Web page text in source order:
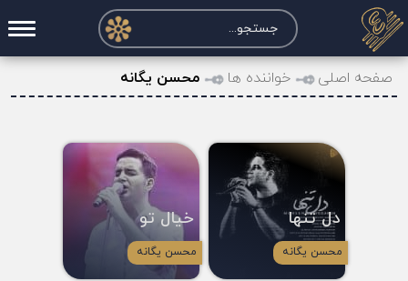
صفحه اصلی
نت و تبلچر
تماس با ما
حساب کاربری
صفحه اصلی خواننده ها محسن یگانه
دل تنها
محسن یگانه
خیال تو
محسن یگانه